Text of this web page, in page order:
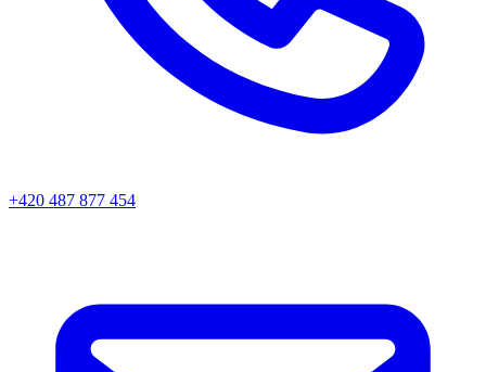
+420 487 877 454